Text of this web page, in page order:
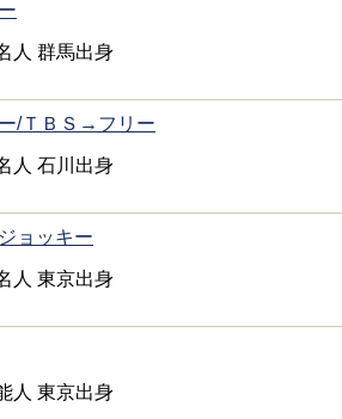
人 群馬出身
/ＴＢＳ→フリー
人 石川出身
ョッキー
人 東京出身
人 東京出身